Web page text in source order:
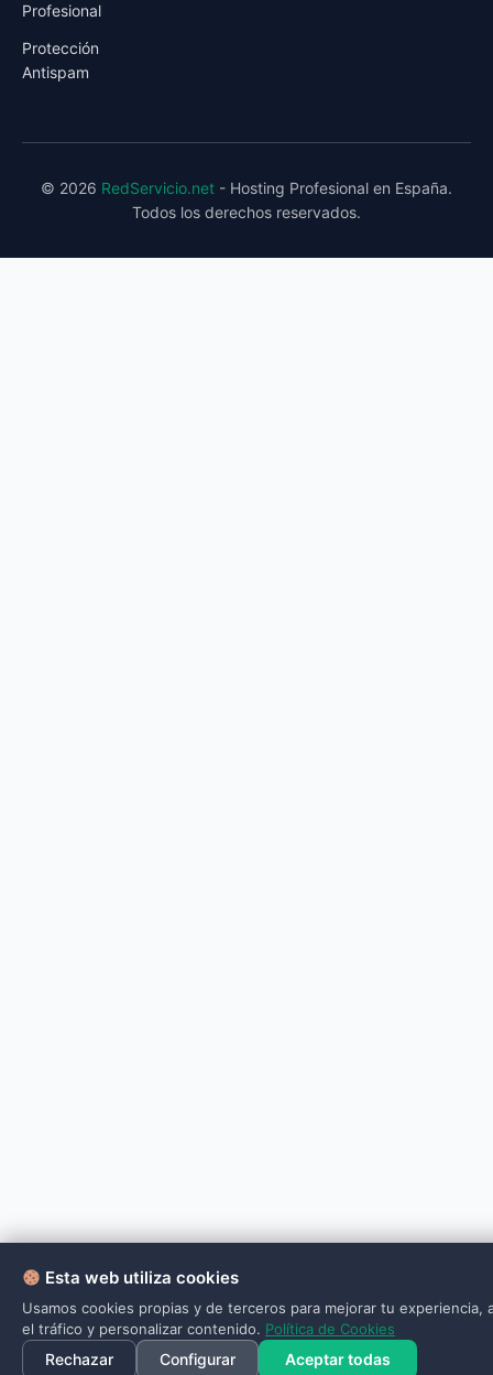
Profesional
Protección
Antispam
© 2026 RedServicio.net - Hosting Profesional en España.
Todos los derechos reservados.
Esta web utiliza cookies
Usamos cookies propias y de terceros para mejorar tu experiencia,
el tráfico y personalizar contenido. Política de Cookies
Rechazar Configurar Aceptar todas